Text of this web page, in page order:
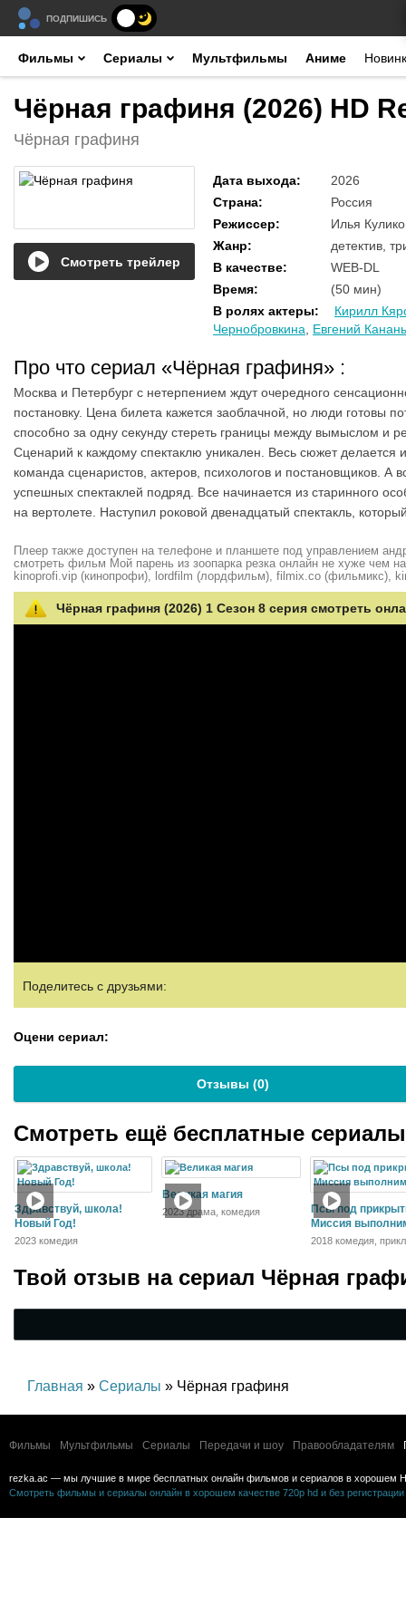
ПОДПИШИСЬ
Фильмы Сериалы Мультфильмы Аниме
Чёрная графиня (2026) HD
Чёрная графиня
Смотреть трейлер
Дата выхода:
2026
Страна:
Россия
Режиссер:
Илья
Жанр:
детектив,
В качестве:
WEB-DL
Время:
(50 мин)
В ролях актеры:
Кирилл
Чернобровкина
Евгений
Про что сериал «Чёрная графиня» :
Москва и Петербург с нетерпением ждут очередного
постановку. Цена билета кажется заоблачной, но люди готовы
способно за одну секунду стереть границы между вымыслом и
Сценарий к каждому спектаклю уникален. Весь сюжет делается
команда сценаристов, актеров, психологов и постановщиков. А
успешных спектаклей подряд. Все начинается из старинного
на вертолете. Наступил роковой двенадцатый спектакль,
Плеер также доступен на телефоне и планшете под управлением
смотреть фильм Мой парень из зоопарка резка онлайн не хуже чем
kinoprofi.vip (кинопрофи), lordfilm (лордфильм), filmix.co (фильмикс),
Чёрная графиня (2026) 1 Сезон 8 серия смотреть
Поделитесь с друзьями:
Оцени сериал:
Отзывы (0)
Смотреть ещё бесплатные
Здравствуй, школа!
Новый Год!
2023 комедия
Великая магия
2023 драма, комедия
Псы под
Миссия
2018 комедия,
Твой отзыв на сериал Чёрная
Главная » Сериалы » Чёрная графиня
Фильмы Мультфильмы Сериалы Передачи и шоу Правообладателям
rezka.ac — мы лучшие в мире бесплатных онлайн фильмов и сериалов в хорошем
Смотреть фильмы и сериалы онлайн в хорошем качестве 720p hd и без